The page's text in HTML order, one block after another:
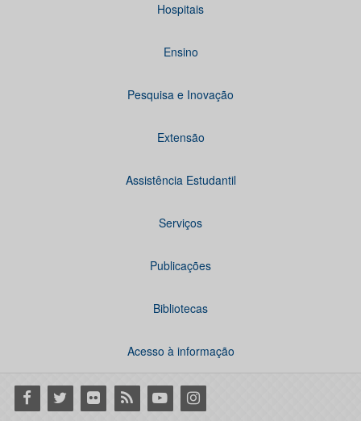
Hospitais
Ensino
Pesquisa e Inovação
Extensão
Assistência Estudantil
Serviços
Publicações
Bibliotecas
Acesso à informação
Facebook
Twitter Flickr RSS YoutubeInstagram